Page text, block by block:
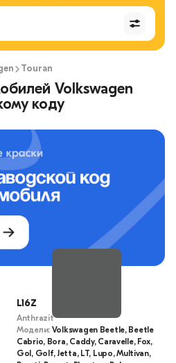
Touran
Volkswagen
коду
L16Z
Anthrazit
Модели: Volkswagen Beetle, Beetle
Cabrio, Bora, Caddy, Caravelle, Fox,
Gol, Golf, Jetta, LT, Lupo, Multivan,